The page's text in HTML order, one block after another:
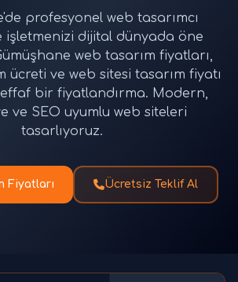
profesyonel web tasarımcı
işletmenizi dijital dünyada öne
web tasarım fiyatları,
ücreti ve web sitesi tasarım fiyatı
bir fiyatlandırma. Modern,
ve SEO uyumlu web siteleri
tasarlıyoruz.
Fiyatları Ücretsiz Teklif Al